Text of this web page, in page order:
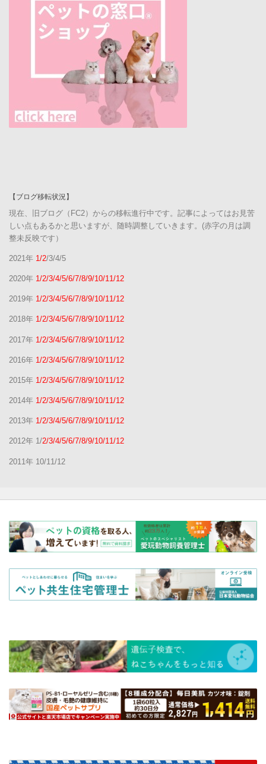
【ブログ移転状況】
現在、旧ブログ（FC2）からの移転進行中です。記事によってはお見苦
しい点もあるかと思いますが、随時調整していきます。(赤字の月は調
整未反映です）
2021年 1/2/3/4/5
2020年 1/2/3/4/5/6/7/8/9/10/11/12
2019年 1/2/3/4/5/6/7/8/9/10/11/12
2018年 1/2/3/4/5/6/7/8/9/10/11/12
2017年 1/2/3/4/5/6/7/8/9/10/11/12
2016年 1/2/3/4/5/6/7/8/9/10/11/12
2015年 1/2/3/4/5/6/7/8/9/10/11/12
2014年 1/2/3/4/5/6/7/8/9/10/11/12
2013年 1/2/3/4/5/6/7/8/9/10/11/12
2012年 1/2/3/4/5/6/7/8/9/10/11/12
2011年 10/11/12